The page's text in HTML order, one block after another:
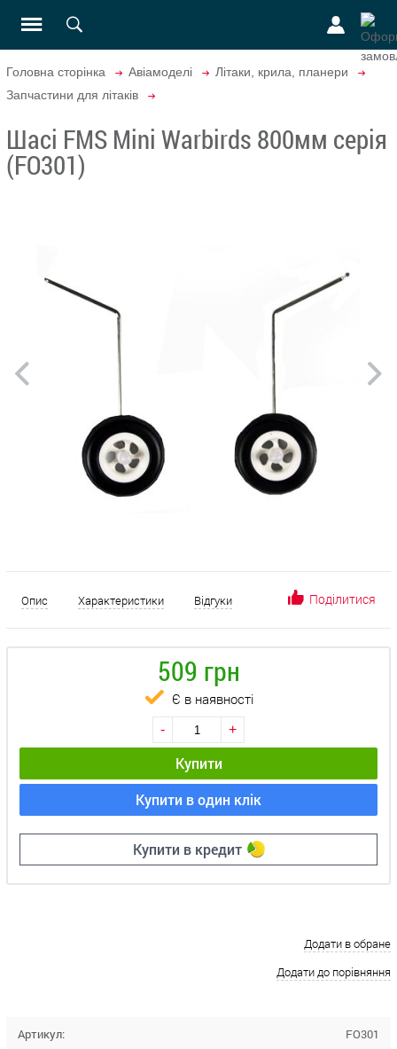
Головна сторінка Авіамоделі
Літаки, крила, планери
Запчастини для літаків
Шасі FMS Mini Warbirds 800мм серія
(FO301)
Опис Характеристики Відгуки Поділитися
509 грн
Є в наявності
- +
Купити
Купити в один клік
Купити в кредит
Додати в обране
Додати до порівняння
Артикул: FO301